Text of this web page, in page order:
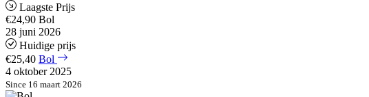
Laagste Prijs
€24,90 Bol
28 juni 2026
Huidige prijs
€25,40 Bol
4 oktober 2025
Since 16 maart 2026